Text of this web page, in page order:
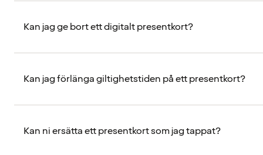
Kan jag ge bort ett digitalt presentkort?
Kan jag förlänga giltighetstiden på ett presentkort?
Kan ni ersätta ett presentkort som jag tappat?